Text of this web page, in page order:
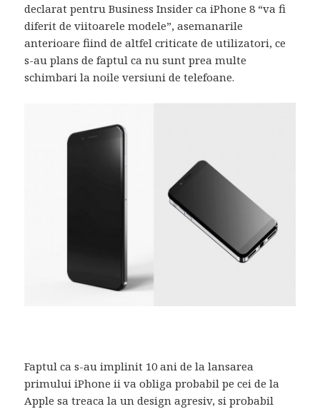
declarat pentruBusiness Insider ca iPhone 8 “va fi
diferit de viitoarele modele”, asemanarile
anterioare fiind de altfel criticate de utilizatori, ce
s-au plans de faptul ca nu sunt prea multe
schimbari la noile versiuni de telefoane.
Faptul ca s-au implinit 10 ani de la lansarea
primului iPhone ii va obliga probabil pe cei de la
Apple sa treaca la un design agresiv, si probabil